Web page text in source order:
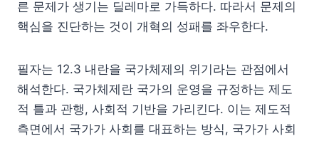
른 문제가 생기는 딜레마로 가득하다. 따라서 문제의
핵심을 진단하는 것이 개혁의 성패를 좌우한다.
필자는 12.3 내란을 국가체제의 위기라는 관점에서
해석한다. 국가체제란 국가의 운영을 규정하는 제도
적 틀과 관행, 사회적 기반을 가리킨다. 이는 제도적
측면에서 국가가 사회를 대표하는 방식, 국가가 사회